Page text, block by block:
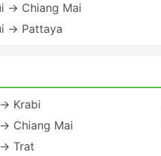
→ Chiang Mai
→ Pattaya
Krabi
Chiang Mai
Trat